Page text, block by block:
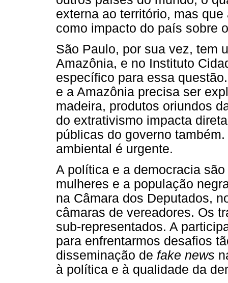
externa ao território, mas
como impacto do país sobre
São Paulo, por sua vez, tem
Amazônia, e no Instituto
específico para essa
e a Amazônia precisa ser
madeira, produtos oriundos
do extrativismo impacta
públicas do governo
ambiental é urgente.
A política e a democracia
mulheres e a população
na Câmara dos Deputados,
câmaras de vereadores. Os
sub-representados. A
para enfrentarmos desafios
disseminação de fake news
à política e à qualidade da